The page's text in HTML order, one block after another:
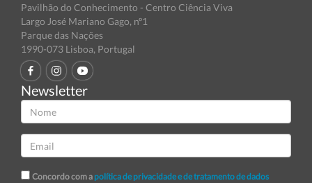
Pavilhão do Conhecimento - Centro Ciência Viva
Largo José Mariano Gago, nº1
Parque das Nações
1990-073 Lisboa, Portugal
Newsletter
Concordo com a política de privacidade e de tratamento de dados